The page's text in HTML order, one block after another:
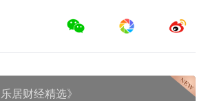
让了其所持有的鹰峰有限10%
乐居财经精选》